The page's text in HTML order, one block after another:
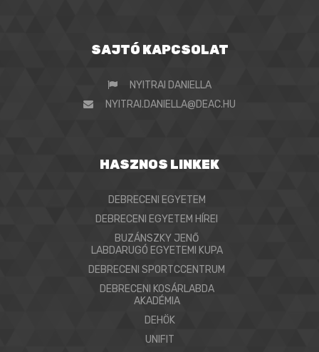
SAJTÓ KAPCSOLAT
NYITRAI DANIELLA
NYITRAI.DANIELLA@DEAC.HU
HASZNOS LINKEK
DEBRECENI EGYETEM
DEBRECENI EGYETEM HÍREI
BUZÁNSZKY JENŐ
LABDARUGÓ EGYETEMI KUPA
DEBRECENI SPORTCCENTRUM
DEBRECENI KOSÁRLABDA
AKADÉMIA
DEHÖK
UNIFIT